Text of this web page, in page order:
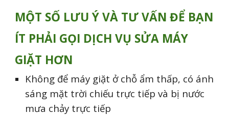
MỘT SỐ LƯU Ý VÀ TƯ VẤN ĐỂ BẠN
ÍT PHẢI GỌI DỊCH VỤ SỬA MÁY
GIẶT HƠN
Không để máy giặt ở chỗ ẩm thấp, có ánh
sáng mặt trời chiếu trực tiếp và bị nước
mưa chảy trực tiếp